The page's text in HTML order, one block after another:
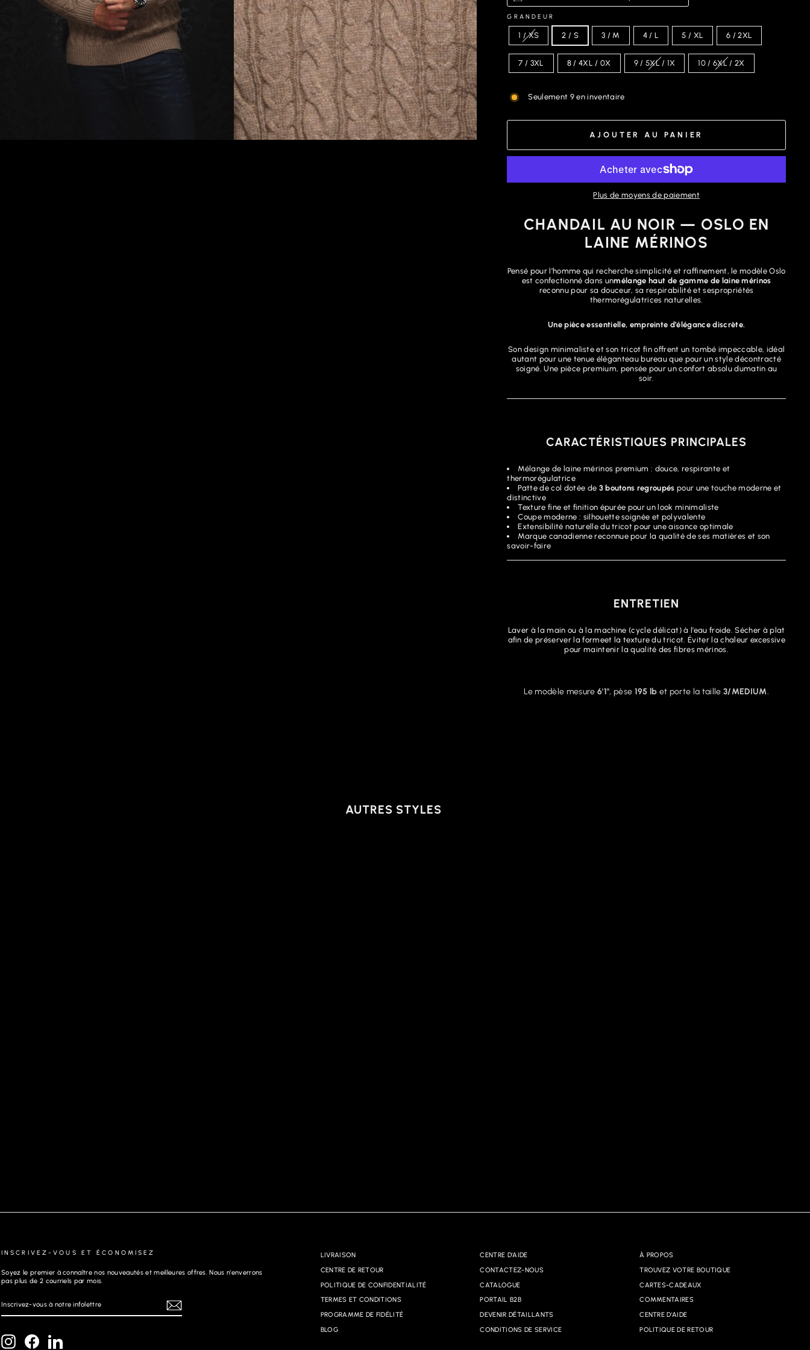
GRANDEUR
1 / XS 2 / S 3 / M 4 / L 5 / XL 6 / 2XL
7 / 3XL 8 / 4XL / 0X 9 / 5XL / 1X 10 / 6XL / 2X
Seulement 9 en inventaire
AJOUTER AU PANIER
Plus de moyens de paiement
CHANDAIL AU NOIR — OSLO EN
LAINE MÉRINOS
Pensé pour l’homme qui recherche simplicité et raffinement, le modèle Oslo
est confectionné dans unmélange haut de gamme de laine mérinos
reconnu pour sa douceur, sa respirabilité et sespropriétés
thermorégulatrices naturelles.
Une pièce essentielle, empreinte d’élégance discrète.
Son design minimaliste et son tricot fin offrent un tombé impeccable, idéal
autant pour une tenue éléganteau bureau que pour un style décontracté
soigné. Une pièce premium, pensée pour un confort absolu dumatin au
soir.
CARACTÉRISTIQUES PRINCIPALES
Mélange de laine mérinos premium : douce, respirante et
thermorégulatrice
Patte de col dotée de 3 boutons regroupés pour une touche moderne et
distinctive
Texture fine et finition épurée pour un look minimaliste
Coupe moderne : silhouette soignée et polyvalente
Extensibilité naturelle du tricot pour une aisance optimale
Marque canadienne reconnue pour la qualité de ses matières et son
savoir-faire
ENTRETIEN
Laver à la main ou à la machine (cycle délicat) à l’eau froide. Sécher à plat
afin de préserver la formeet la texture du tricot. Éviter la chaleur excessive
pour maintenir la qualité des fibres mérinos.
Le modèle mesure 6'1", pèse 195 lb et porte la taille 3/MEDIUM.
AUTRES STYLES
INSCRIVEZ-VOUS ET ÉCONOMISEZ
Soyez le premier à connaître nos nouveautés et meilleures offres. Nous n'enverrons
pas plus de 2 courriels par mois.
VOUS
NOTRE
InstagramFacebook
LIVRAISON
CENTRE DE RETOUR
POLITIQUE DE CONFIDENTIALITÉ
TERMES ET CONDITIONS
PROGRAMME DE FIDÉLITÉ
BLOG
CENTRE D'AIDE
CONTACTEZ-NOUS
CATALOGUE
PORTAIL B2B
DEVENIR DÉTAILLANTS
CONDITIONS DE SERVICE
À PROPOS
TROUVEZ VOTRE BOUTIQUE
CARTES-CADEAUX
COMMENTAIRES
CENTRE D'AIDE
POLITIQUE DE RETOUR